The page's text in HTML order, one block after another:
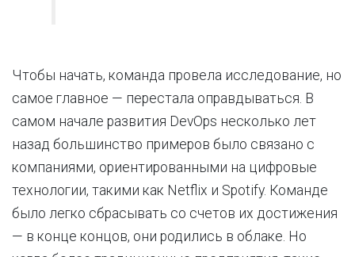
Чтобы начать, команда провела исследование, но
самое главное — перестала оправдываться. В
самом начале развития DevOps несколько лет
назад большинство примеров было связано с
компаниями, ориентированными на цифровые
технологии, такими как Netflix и Spotify. Команде
было легко сбрасывать со счетов их достижения
— в конце концов, они родились в облаке. Но